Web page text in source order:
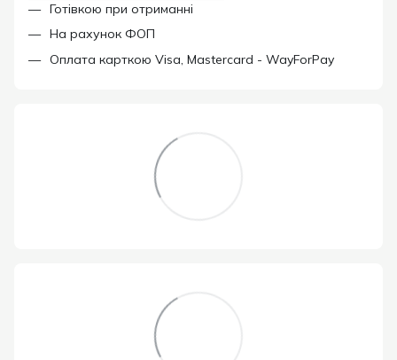
Готівкою при отриманні
На рахунок ФОП
Оплата карткою Visa, Mastercard - WayForPay